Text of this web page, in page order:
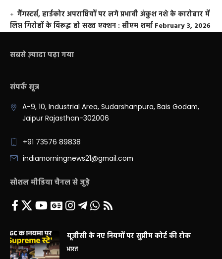
गैंगस्टर्स, हार्डकोर अपराधियों पर लगे प्रभावी अंकुश नशे के कारोबार में
लिप्त गिरोहों के विरूद्ध हो सख्त एक्शन : सीएम शर्मा February 3, 2026
सबसे ज़्यादा पढ़ा गया
संपर्क सूत्र
A-9, 10, Industrial Area, Sudarshanpura, Bais Godam,
Jaipur Rajasthan-302006
+91 73576 89838
indiamorningnews21@gmail.com
सोशल मीडिया चैनल से जुड़े
यूजीसी के नए नियमों पर सुप्रीम कोर्ट की रोक
भारत